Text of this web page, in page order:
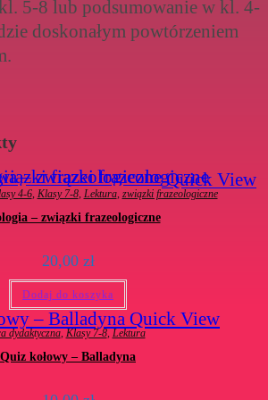
5-8 lub podsumowanie w kl. 4-
doskonałym powtórzeniem
Quick View
4-6, Klasy 7-8, Lektura, związki frazeologiczne
– związki frazeologiczne
20,00 zł
Dodaj do koszyka
Quick View
dydaktyczna, Klasy 7-8, Lektura
Quiz kołowy – Balladyna